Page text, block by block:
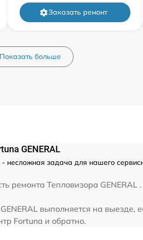
от 60 мин
от 60 мин
Заказать ремонт
Показать больше
GENERAL
несложная задача для нашего
ремонта Тепловизора
выполняется на выезде,
Fortuna и обратно.